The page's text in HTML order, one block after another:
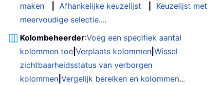
maken
Afhankelijke keuzelijst
Keuzelijst met
meervoudige selectie....
Kolombeheerder:Voeg een specifiek aantal
kolommen toe Verplaats kolommen Wissel
zichtbaarheidsstatus van verborgen
kolommen Vergelijk bereiken en kolommen...